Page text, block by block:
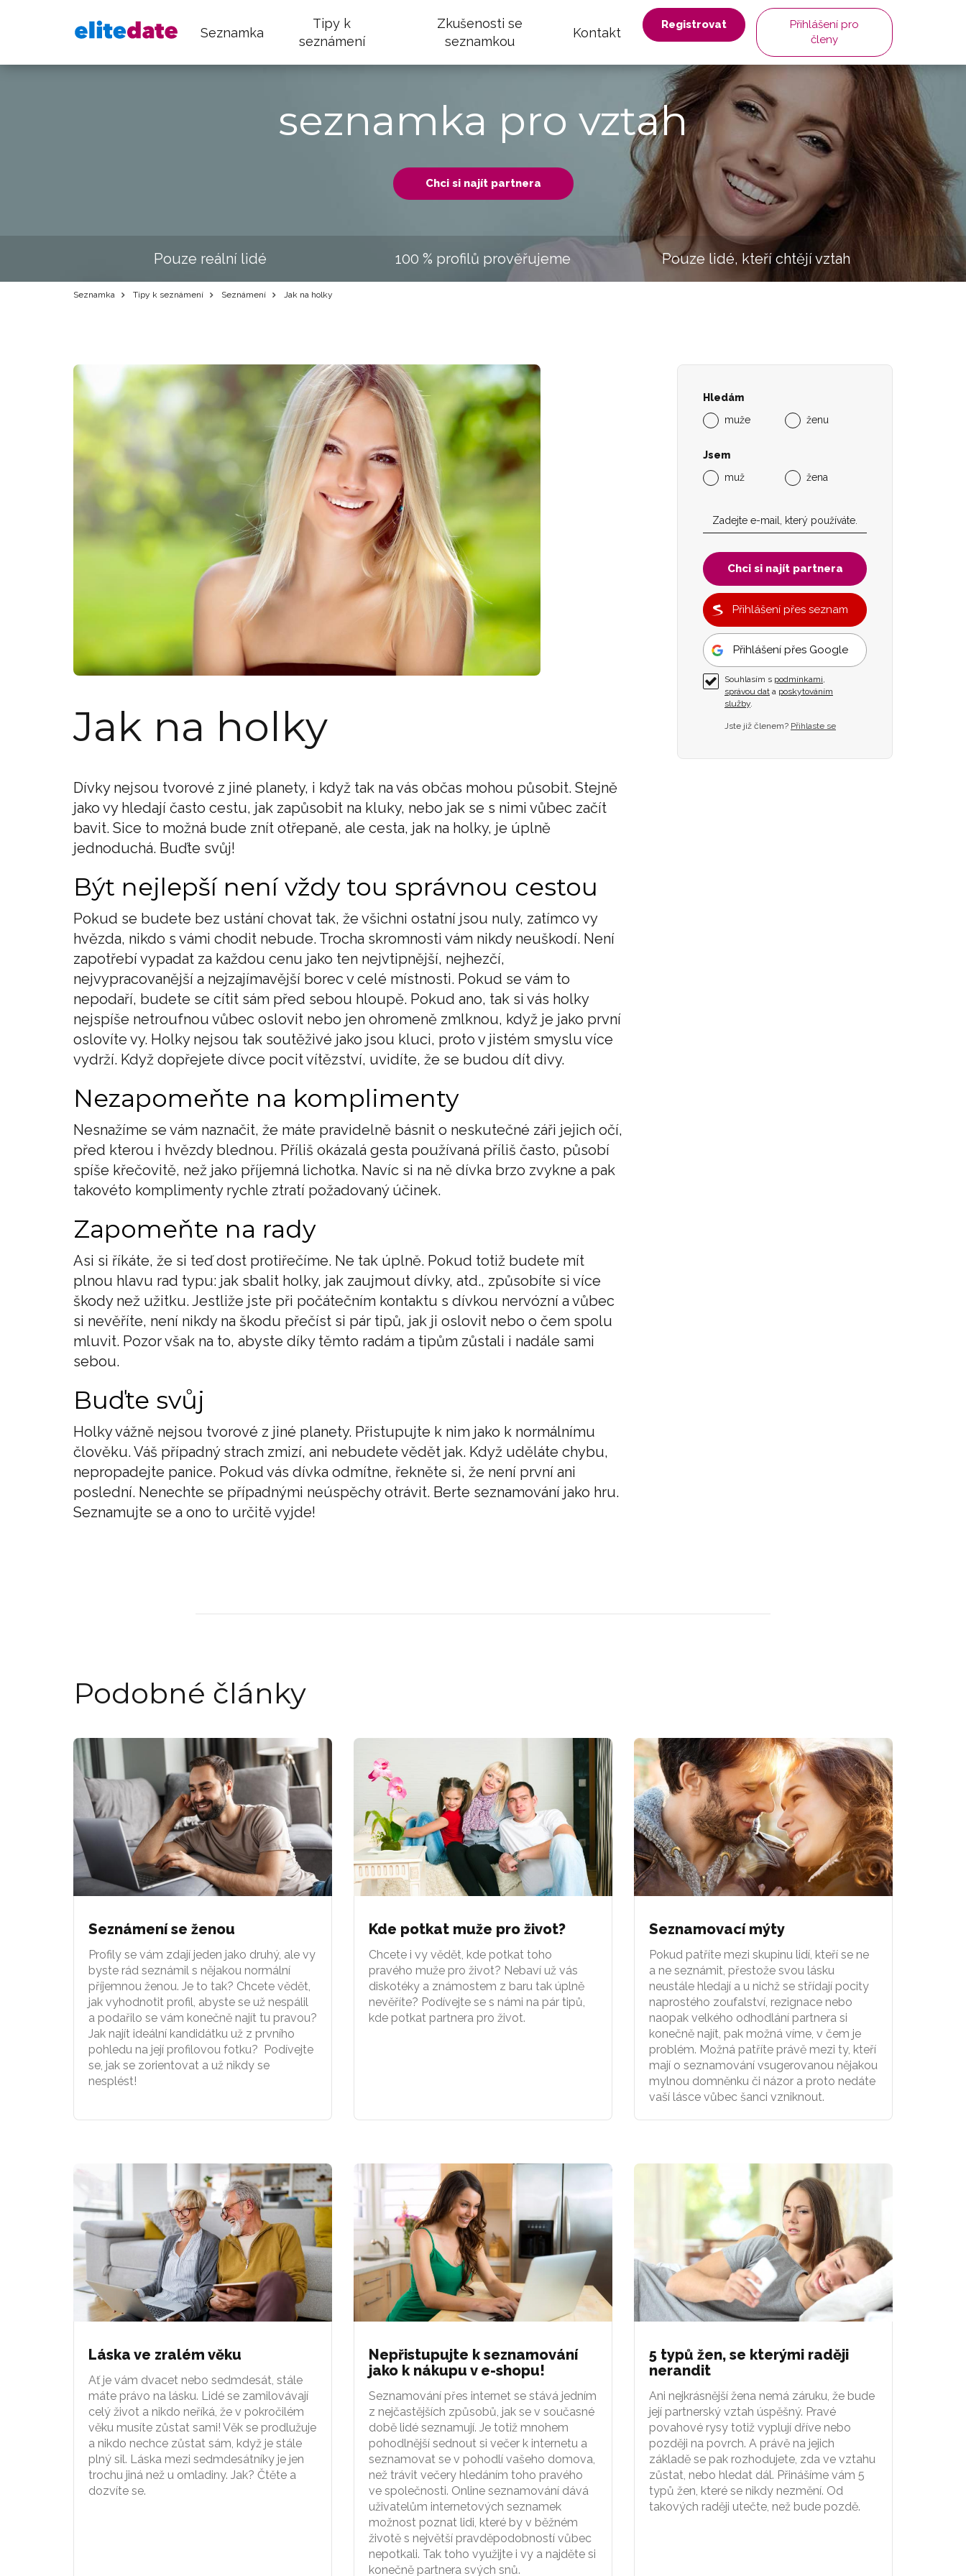
Seznamka
Tipy k
seznámení
Zkušenosti se
seznamkou
Kontakt
Registrovat
Přihlášení pro
členy
seznamka pro vztah
Chci si najít partnera
Pouze reální lidé 100 % profilů prověřujeme Pouze lidé, kteří chtějí vztah
Seznamka Tipy k seznámení Seznámení Jak na holky
Jak na holky
Dívky nejsou tvorové z jiné planety, i když tak na vás občas mohou působit. Stejně
jako vy hledají často cestu, jak zapůsobit na kluky, nebo jak se s nimi vůbec začít
bavit. Sice to možná bude znít otřepaně, ale cesta, jak na holky, je úplně
jednoduchá. Buďte svůj!
Být nejlepší není vždy tou správnou cestou
Pokud se budete bez ustání chovat tak, že všichni ostatní jsou nuly, zatímco vy
hvězda, nikdo s vámi chodit nebude. Trocha skromnosti vám nikdy neuškodí. Není
zapotřebí vypadat za každou cenu jako ten nejvtipnější, nejhezčí,
nejvypracovanější a nejzajímavější borec v celé místnosti. Pokud se vám to
nepodaří, budete se cítit sám před sebou hloupě. Pokud ano, tak si vás holky
nejspíše netroufnou vůbec oslovit nebo jen ohromeně zmlknou, když je jako první
oslovíte vy. Holky nejsou tak soutěživé jako jsou kluci, proto v jistém smyslu více
vydrží. Když dopřejete dívce pocit vítězství, uvidíte, že se budou dít divy.
Nezapomeňte na komplimenty
Nesnažíme se vám naznačit, že máte pravidelně básnit o neskutečné záři jejich očí,
před kterou i hvězdy blednou. Příliš okázalá gesta používaná příliš často, působí
spíše křečovitě, než jako příjemná lichotka. Navíc si na ně dívka brzo zvykne a pak
takovéto komplimenty rychle ztratí požadovaný účinek.
Zapomeňte na rady
Asi si říkáte, že si teď dost protiřečíme. Ne tak úplně. Pokud totiž budete mít
plnou hlavu rad typu: jak sbalit holky, jak zaujmout dívky, atd., způsobíte si více
škody než užitku. Jestliže jste při počátečním kontaktu s dívkou nervózní a vůbec
si nevěříte, není nikdy na škodu přečíst si pár tipů, jak ji oslovit nebo o čem spolu
mluvit. Pozor však na to, abyste díky těmto radám a tipům zůstali i nadále sami
sebou.
Buďte svůj
Holky vážně nejsou tvorové z jiné planety. Přistupujte k nim jako k normálnímu
člověku. Váš případný strach zmizí, ani nebudete vědět jak. Když uděláte chybu,
nepropadejte panice. Pokud vás dívka odmítne, řekněte si, že není první ani
poslední. Nenechte se případnými neúspěchy otrávit. Berte seznamování jako hru.
Seznamujte se a ono to určitě vyjde!
Hledám
muže
ženu
Jsem
muž
žena
Chci si najít partnera
Přihlášení přes seznam
Přihlášení přes Google
Souhlasím s podmínkami,
správou dat a poskytováním
služby.
Jste již členem? Přihlaste se
Podobné články
Seznámení se ženou
Profily se vám zdají jeden jako druhý, ale vy
byste rád seznámil s nějakou normální
příjemnou ženou. Je to tak? Chcete vědět,
jak vyhodnotit profil, abyste se už nespálil
a podařilo se vám konečně najít tu pravou?
Jak najít ideální kandidátku už z prvního
pohledu na její profilovou fotku? Podívejte
se, jak se zorientovat a už nikdy se
nesplést!
Kde potkat muže pro život?
Chcete i vy vědět, kde potkat toho
pravého muže pro život? Nebaví už vás
diskotéky a známostem z baru tak úplně
nevěříte? Podívejte se s námi na pár tipů,
kde potkat partnera pro život.
Seznamovací mýty
Pokud patříte mezi skupinu lidí, kteří se ne
a ne seznámit, přestože svou lásku
neustále hledají a u nichž se střídají pocity
naprostého zoufalství, rezignace nebo
naopak velkého odhodlání partnera si
konečně najít, pak možná víme, v čem je
problém. Možná patříte právě mezi ty, kteří
mají o seznamování vsugerovanou nějakou
mylnou domněnku či názor a proto nedáte
vaší lásce vůbec šanci vzniknout.
Láska ve zralém věku
Ať je vám dvacet nebo sedmdesát, stále
máte právo na lásku. Lidé se zamilovávají
celý život a nikdo neříká, že v pokročilém
věku musíte zůstat sami! Věk se prodlužuje
a nikdo nechce zůstat sám, když je stále
plný sil. Láska mezi sedmdesátníky je jen
trochu jiná než u omladiny. Jak? Čtěte a
dozvíte se.
Nepřistupujte k seznamování
jako k nákupu v e-shopu!
Seznamování přes internet se stává jedním
z nejčastějších způsobů, jak se v současné
době lidé seznamují. Je totiž mnohem
pohodlnější sednout si večer k internetu a
seznamovat se v pohodlí vašeho domova,
než trávit večery hledáním toho pravého
ve společnosti. Online seznamování dává
uživatelům internetových seznamek
možnost poznat lidi, které by v běžném
životě s největší pravděpodobností vůbec
nepotkali. Tak toho využijte i vy a najděte si
konečně partnera svých snů.
5 typů žen, se kterými raději
nerandit
Ani nejkrásnější žena nemá záruku, že bude
její partnerský vztah úspěšný. Pravé
povahové rysy totiž vyplují dříve nebo
později na povrch. A právě na jejich
základě se pak rozhodujete, zda ve vztahu
zůstat, nebo hledat dál. Přinášíme vám 5
typů žen, které se nikdy nezmění. Od
takových raději utečte, než bude pozdě.